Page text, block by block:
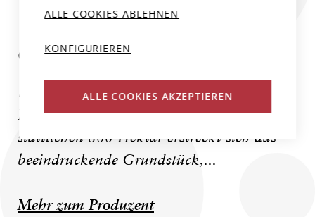
CASA LA RAD
Die Bodegas Casa la Rad liegt im Rioja
Baja, nördlich des Ocón-Tals. Auf
stattlichen 800 Hektar erstreckt sich das
beeindruckende Grundstück,...
Mehr zum Produzent
ALLE COOKIES ABLEHNEN
KONFIGURIEREN
ALLE COOKIES AKZEPTIEREN